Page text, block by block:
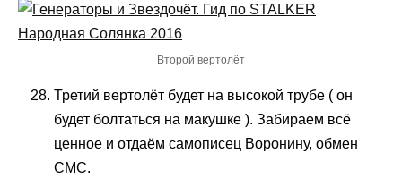
Второй вертолёт
Третий вертолёт будет на высокой трубе ( он
будет болтаться на макушке ). Забираем всё
ценное и отдаём самописец Воронину, обмен
СМС.